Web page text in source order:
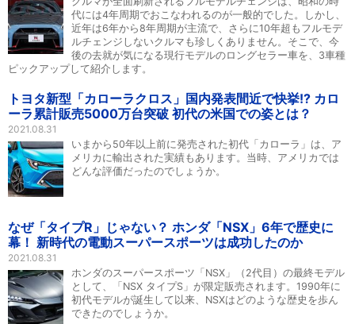
代には4年周期でおこなわれるのが一般的でした。しかし、
近年は6年から8年周期が主流で、さらに10年超もフルモデ
ルチェンジしないクルマも珍しくありません。そこで、今
後の去就が気になる現行モデルのロングセラー車を、3車種
ピックアップして紹介します。
トヨタ新型「カローラクロス」国内発表間近で快挙!? カロ
ーラ累計販売5000万台突破 初代の米国での姿とは？
2021.08.31
いまから50年以上前に発売された初代「カローラ」は、ア
メリカに輸出された実績もあります。当時、アメリカでは
どんな評価だったのでしょうか。
なぜ「タイプR」じゃない？ ホンダ「NSX」6年で歴史に
幕！ 新時代の電動スーパースポーツは成功したのか
2021.08.31
ホンダのスーパースポーツ「NSX」（2代目）の最終モデル
として、「NSX タイプS」が限定販売されます。1990年に
初代モデルが誕生して以来、NSXはどのような歴史を歩ん
できたのでしょうか。